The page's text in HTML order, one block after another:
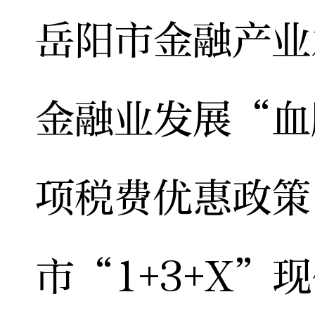
岳阳市金融产
金融业发展“
项税费优惠政
市“1+3+X”现